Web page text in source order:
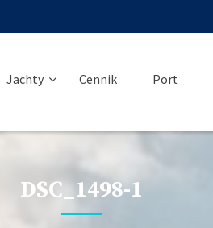
Jachty Cennik Port
DSC_1498-1